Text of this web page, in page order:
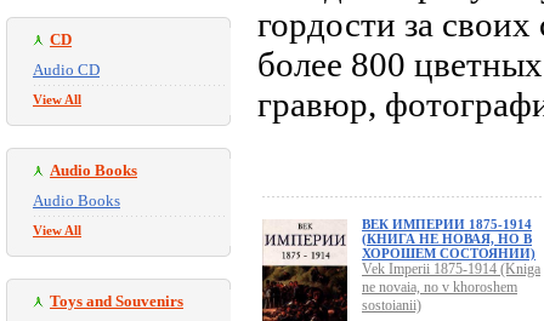
CD
Audio CD
View All
Audio Books
Audio Books
View All
Toys and Souvenirs
гордости за
более 800
гравюр,
ВЕК ИМПЕРИИ 1875-1914
(КНИГА НЕ НОВАЯ, НО В
ХОРОШЕМ СОСТОЯНИИ)
Vek Imperii 1875-1914 (Kniga
ne novaia, no v khoroshem
sostoianii)